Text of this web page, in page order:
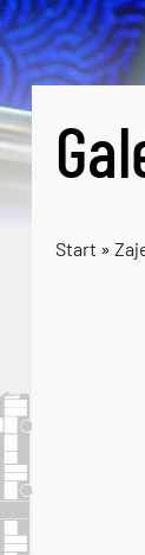
Start »